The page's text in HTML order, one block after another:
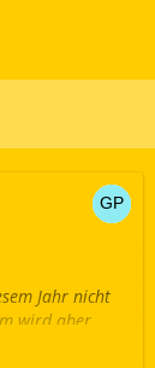
Jahr nicht
wird aber